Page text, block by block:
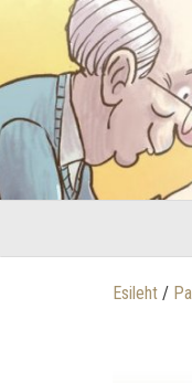
raamatud autori
Esileht /